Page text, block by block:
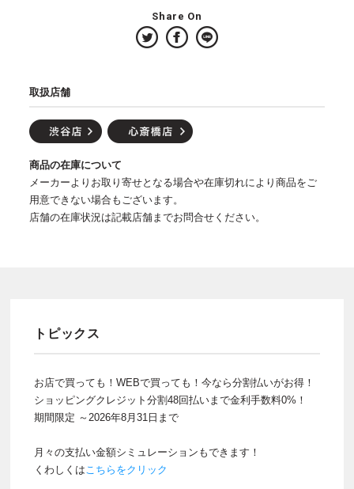
Share On
取扱店舗
商品の在庫について
メーカーよりお取り寄せとなる場合や在庫切れにより商品をご
用意できない場合もございます。
店舗の在庫状況は記載店舗までお問合せください。
トピックス
お店で買っても！WEBで買っても！今なら分割払いがお得！
ショッピングクレジット分割48回払いまで金利手数料0%！
期間限定 ～2026年8月31日まで
月々の支払い金額シミュレーションもできます！
くわしくはこちらをクリック